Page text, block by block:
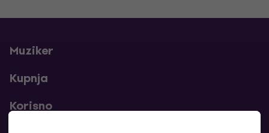
Muziker
Kupnja
Korisno